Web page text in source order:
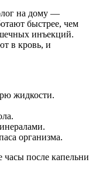
на дому —
быстрее, чем
инъекций.
в кровь, и
жидкости.
организма.
часы после